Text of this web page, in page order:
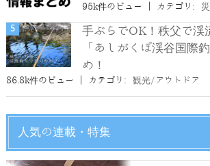
95k件のビュー カテゴリ:
手ぶらでOK！秩父で渓
「あしがくぼ渓谷国際
め！
86.8k件のビュー カテゴリ: 観光/アウトドア
人気の連載・特集